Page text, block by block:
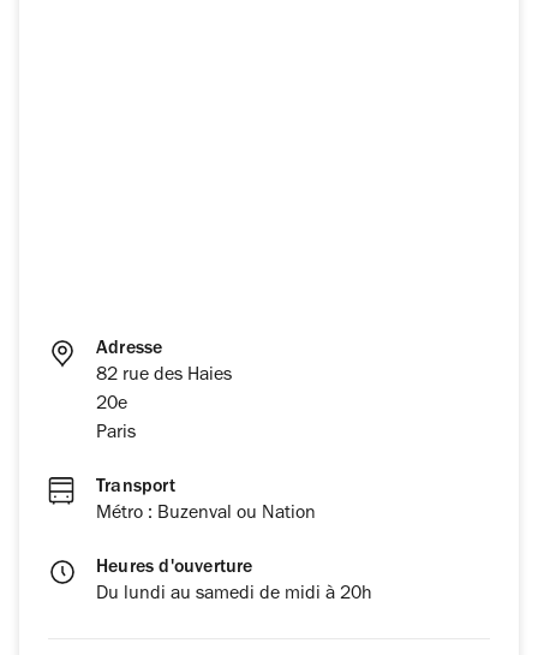
Adresse
82 rue des Haies
20e
Paris
Transport
Métro : Buzenval ou Nation
Heures d'ouverture
Du lundi au samedi de midi à 20h